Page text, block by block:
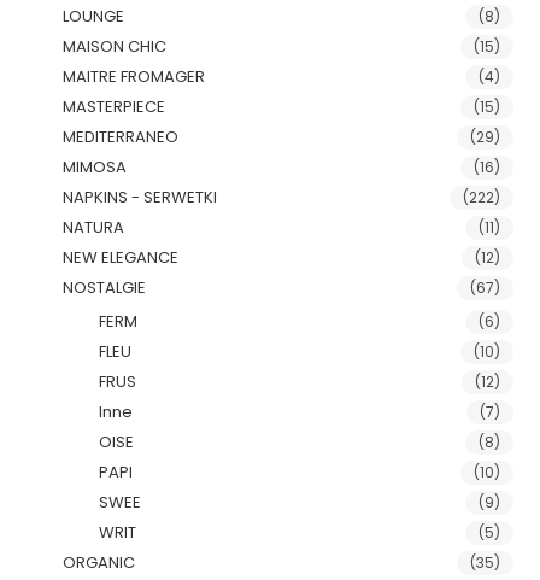
LOUNGE (8)
MAISON CHIC (15)
MAITRE FROMAGER (4)
MASTERPIECE (15)
MEDITERRANEO (29)
MIMOSA (16)
NAPKINS - SERWETKI (222)
NATURA (11)
NEW ELEGANCE (12)
NOSTALGIE (67)
FERM (6)
FLEU (10)
FRUS (12)
Inne (7)
OISE (8)
PAPI (10)
SWEE (9)
WRIT (5)
ORGANIC (35)